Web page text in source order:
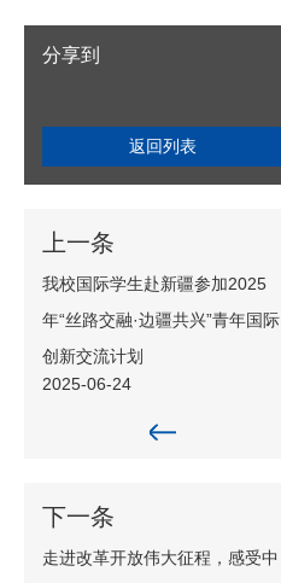
分享到
返回列表
上一条
我校国际学生赴新疆参加2025
年“丝路交融·边疆共兴”青年国际
创新交流计划
2025-06-24
下一条
走进改革开放伟大征程，感受中